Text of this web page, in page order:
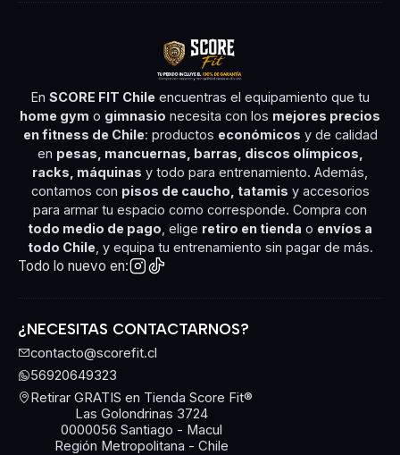
En SCORE FIT Chileencuentras el equipamiento que tu
home gym o gimnasio necesita con los mejores precios
en fitness de Chile: productos económicos y de calidad
en pesas, mancuernas, barras, discos olímpicos,
racks, máquinas y todo para entrenamiento. Además,
contamos con pisos de caucho, tatamis y accesorios
para armar tu espacio como corresponde. Compra con
todo medio de pago , elige retiro en tienda o envíos a
todo Chile, y equipa tu entrenamiento sin pagar de más.
Todo lo nuevo en:
¿NECESITAS CONTACTARNOS?
contacto@scorefit.cl
56920649323
Retirar GRATIS en Tienda Score Fit®
Las Golondrinas 3724
0000056 Santiago - Macul
Región Metropolitana - Chile